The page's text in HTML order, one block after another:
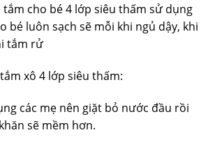
cho bé 4 lớp siêu thấm sử dụng
bé luôn sạch sẽ mỗi khi ngủ dậy, khi
tắm rử
xô 4 lớp siêu thấm:
các mẹ nên giặt bỏ nước đầu rồi
sẽ mềm hơn.